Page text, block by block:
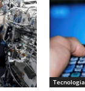
Tecnologia